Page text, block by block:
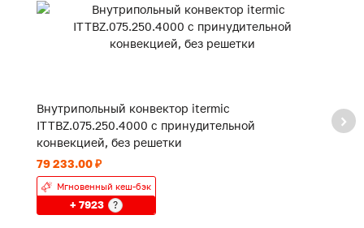
Внутрипольный конвектор itermic
ITTBZ.075.250.4000 с принудительной
конвекцией, без решетки
79 233.00 ₽
Мгновенный кеш-бэк
+ 7923 ?